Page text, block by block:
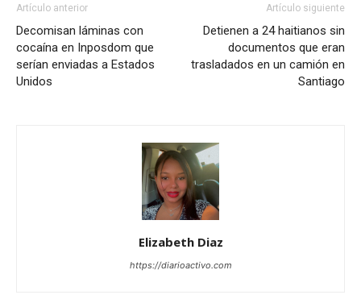
Artículo anterior
Decomisan láminas con
cocaína en Inposdom que
serían enviadas a Estados
Unidos
Artículo siguiente
Detienen a 24 haitianos sin
documentos que eran
trasladados en un camión en
Santiago
Elizabeth Diaz
https://diarioactivo.com